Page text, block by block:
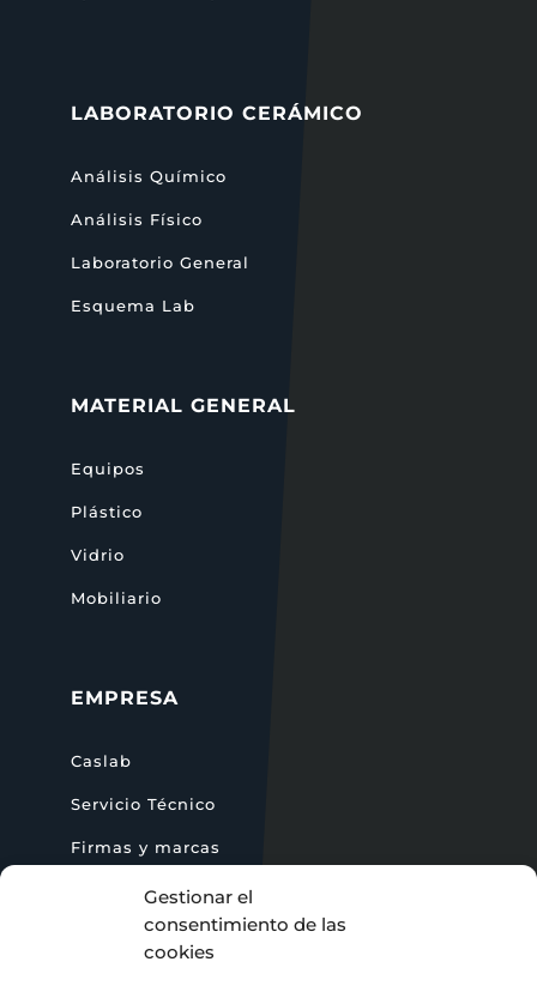
Gestionar el
consentimiento de las
cookies
LABORATORIO CERÁMICO
Análisis Químico
Análisis Físico
Laboratorio General
Esquema Lab
MATERIAL GENERAL
Equipos
Plástico
Vidrio
Mobiliario
EMPRESA
Caslab
Servicio Técnico
Firmas y marcas